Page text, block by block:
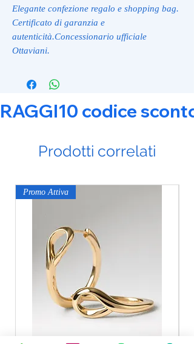
Elegante confezione regalo e shopping bag.
Certificato di garanzia e
autenticità.Concessionario ufficiale
Ottaviani.
RAGGI10 codice
Prodotti correlati
Promo Attiva